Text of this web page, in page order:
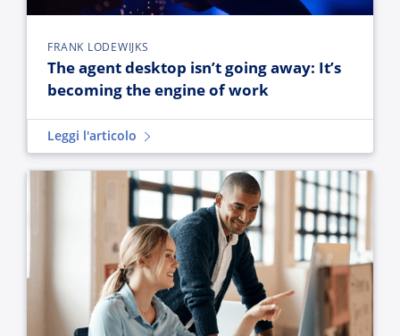
FRANK LODEWIJKS
The agent desktop isn’t going away: It’s
becoming the engine of work
Leggi l'articolo
Every telco has AI. The ones that win have judgment.